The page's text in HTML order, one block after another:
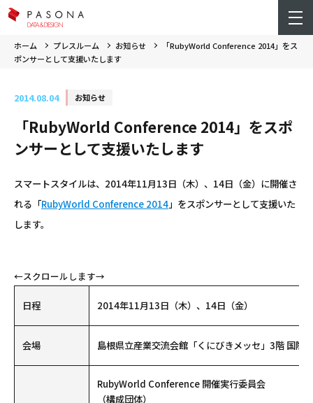
ホーム プレスルーム お知らせ
「RubyWorld Conference 2014」をス
ポンサーとして支援いたします
2014.08.04 お知らせ
「RubyWorld Conference 2014」をスポ
ンサーとして支援いたします
スマートスタイルは、2014年11月13日（木）、14日（金）に開催さ
れる「RubyWorld Conference 2014」をスポンサーとして支援いた
します。
日程 2014年11月13日（木）、14日（金）
会場 島根県立産業交流会館「くにびきメッセ」3階 国際
RubyWorld Conference 開催実行委員会
（構成団体）